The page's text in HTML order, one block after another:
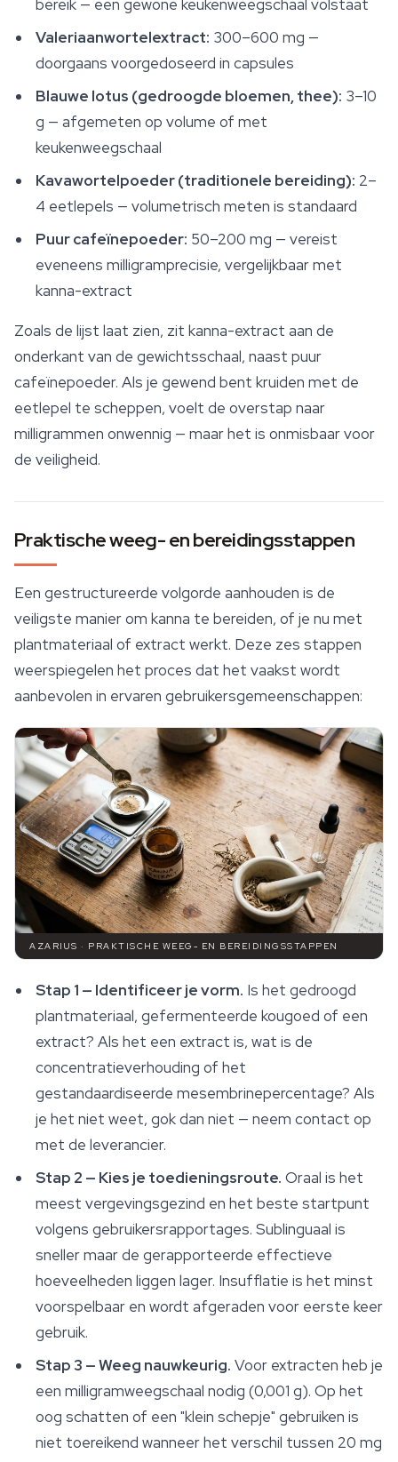
bereik — een gewone keukenweegschaal volstaat
Valeriaanwortelextract: 300–600 mg —
doorgaans voorgedoseerd in capsules
Blauwe lotus (gedroogde bloemen, thee): 3–10
g — afgemeten op volume of met
keukenweegschaal
Kavawortelpoeder (traditionele bereiding): 2–
4 eetlepels — volumetrisch meten is standaard
Puur cafeïnepoeder: 50–200 mg — vereist
eveneens milligramprecisie, vergelijkbaar met
kanna-extract
Zoals de lijst laat zien, zit kanna-extract aan de
onderkant van de gewichtsschaal, naast puur
cafeïnepoeder. Als je gewend bent kruiden met de
eetlepel te scheppen, voelt de overstap naar
milligrammen onwennig — maar het is onmisbaar voor
de veiligheid.
Praktische weeg- en bereidingsstappen
Een gestructureerde volgorde aanhouden is de
veiligste manier om kanna te bereiden, of je nu met
plantmateriaal of extract werkt. Deze zes stappen
weerspiegelen het proces dat het vaakst wordt
aanbevolen in ervaren gebruikersgemeenschappen:
AZARIUS · PRAKTISCHE WEEG- EN BEREIDINGSSTAPPEN
Stap 1 — Identificeer je vorm. Is het gedroogd
plantmateriaal, gefermenteerde kougoed of een
extract? Als het een extract is, wat is de
concentratieverhouding of het
gestandaardiseerde mesembrinepercentage? Als
je het niet weet, gok dan niet — neem contact op
met de leverancier.
Stap 2 — Kies je toedieningsroute. Oraal is het
meest vergevingsgezind en het beste startpunt
volgens gebruikersrapportages. Sublinguaal is
sneller maar de gerapporteerde effectieve
hoeveelheden liggen lager. Insufflatie is het minst
voorspelbaar en wordt afgeraden voor eerste keer
gebruik.
Stap 3 — Weeg nauwkeurig. Voor extracten heb je
een milligramweegschaal nodig (0,001 g). Op het
oog schatten of een "klein schepje" gebruiken is
niet toereikend wanneer het verschil tussen 20 mg